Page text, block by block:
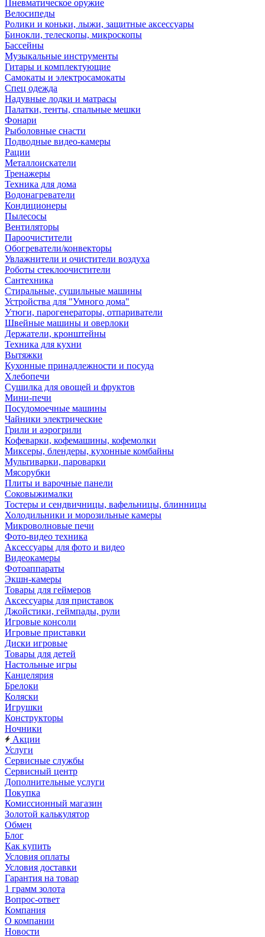
Пневматическое оружие
Велосипеды
Ролики и коньки, лыжи, защитные аксессуары
Бинокли, телескопы, микроскопы
Бассейны
Музыкальные инструменты
Гитары и комплектующие
Самокаты и электросамокаты
Спец одежда
Надувные лодки и матрасы
Палатки, тенты, спальные мешки
Фонари
Рыболовные снасти
Подводные видео-камеры
Рации
Металлоискатели
Тренажеры
Техника для дома
Водонагреватели
Кондиционеры
Пылесосы
Вентиляторы
Пароочистители
Обогреватели/конвекторы
Увлажнители и очистители воздуха
Роботы стеклоочистители
Сантехника
Стиральные, сушильные машины
Устройства для "Умного дома"
Утюги, парогенераторы, отпариватели
Швейные машины и оверлоки
Держатели, кронштейны
Техника для кухни
Вытяжки
Кухонные принадлежности и посуда
Хлебопечи
Сушилка для овощей и фруктов
Мини-печи
Посудомоечные машины
Чайники электрические
Грили и аэрогрили
Кофеварки, кофемашины, кофемолки
Миксеры, блендеры, кухонные комбайны
Мультиварки, пароварки
Мясорубки
Плиты и варочные панели
Соковыжималки
Тостеры и сендвичницы, вафельницы, блинницы
Холодильники и морозильные камеры
Микроволновые печи
Фото-видео техника
Аксессуары для фото и видео
Видеокамеры
Фотоаппараты
Экшн-камеры
Товары для геймеров
Аксессуары для приставок
Джойстики, геймпады, рули
Игровые консоли
Игровые приставки
Диски игровые
Товары для детей
Настольные игры
Канцелярия
Брелоки
Коляски
Игрушки
Конструкторы
Ночники
Акции
Услуги
Сервисные службы
Сервисный центр
Дополнительные услуги
Покупка
Комиссионный магазин
Золотой калькулятор
Обмен
Блог
Как купить
Условия оплаты
Условия доставки
Гарантия на товар
1 грамм золота
Вопрос-ответ
Компания
О компании
Новости